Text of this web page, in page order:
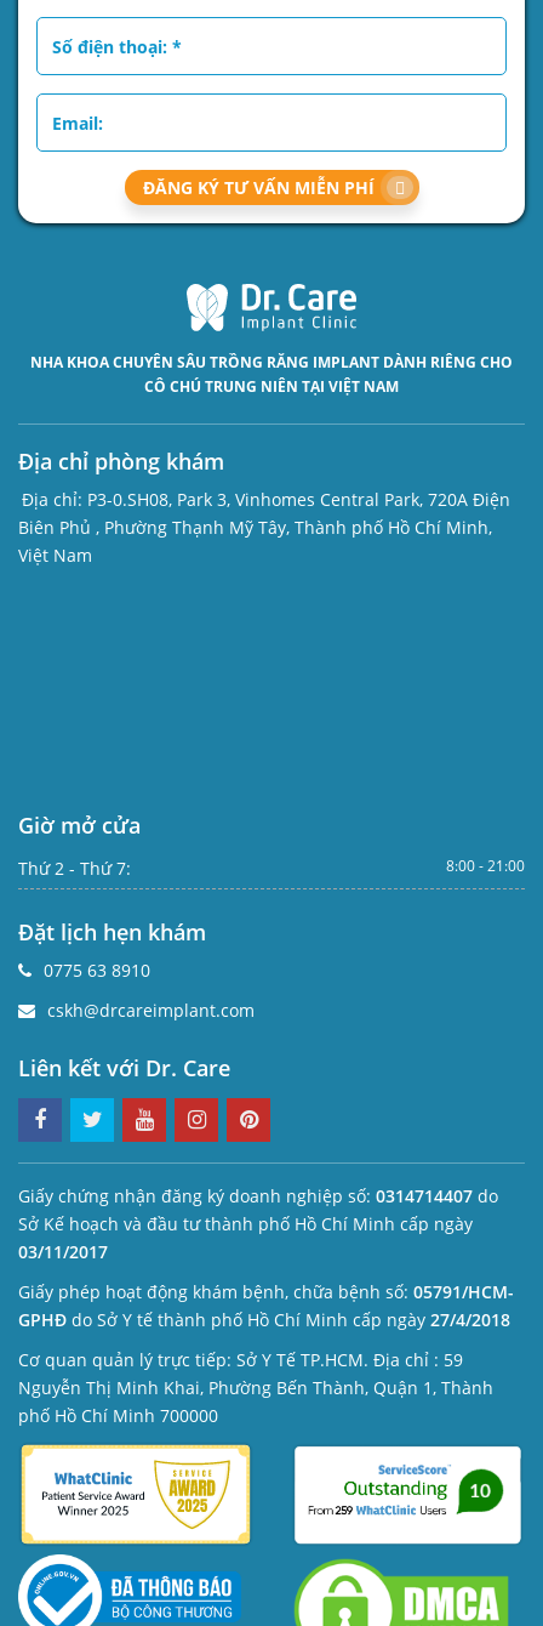
ĐĂNG KÝ TƯ VẤN MIỄN PHÍ
NHA KHOA CHUYÊN SÂU TRỒNG RĂNG IMPLANT DÀNH RIÊNG CHO
CÔ CHÚ TRUNG NIÊN TẠI VIỆT NAM
Địa chỉ phòng khám
Địa chỉ: P3-0.SH08, Park 3, Vinhomes Central Park, 720A Điện
Biên Phủ , Phường Thạnh Mỹ Tây, Thành phố Hồ Chí Minh,
Việt Nam
Giờ mở cửa
Thứ 2 - Thứ 7: 8:00 - 21:00
Đặt lịch hẹn khám
0775 63 8910
cskh@drcareimplant.com
Liên kết với Dr. Care
Giấy chứng nhận đăng ký doanh nghiệp số: 0314714407 do
Sở Kế hoạch và đầu tư thành phố Hồ Chí Minh cấp ngày
03/11/2017
Giấy phép hoạt động khám bệnh, chữa bệnh số: 05791/HCM-
GPHĐ do Sở Y tế thành phố Hồ Chí Minh cấp ngày 27/4/2018
Cơ quan quản lý trực tiếp: Sở Y Tế TP.HCM. Địa chỉ : 59
Nguyễn Thị Minh Khai, Phường Bến Thành, Quận 1, Thành
phố Hồ Chí Minh 700000